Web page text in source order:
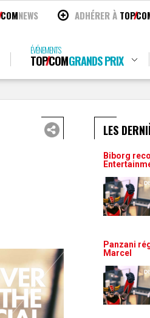
COMNEWS ADHÉRER À TOP
ÉVÉNEMENTS
TOPCOMGRANDS PRIX
LES
Biborg
Panzani
Marcel